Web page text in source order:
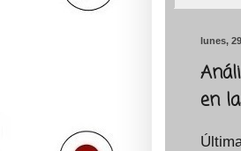
lunes,
en